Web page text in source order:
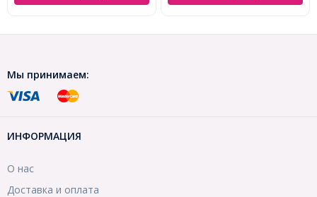
Мы принимаем:
ИНФОРМАЦИЯ
О нас
Доставка и оплата